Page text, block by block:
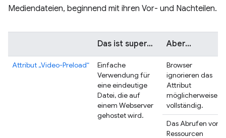
Mediendateien, beginnend mit ihren Vor- und Nachteilen.
Das ist super… Aber...
Attribut „Video-Preload“
Einfache
Verwendung für
eine eindeutige
Datei, die auf
einem Webserver
gehostet wird.
Browser
ignorieren das
Attribut
möglicherweise
vollständig.
Das Abrufen von
Ressourcen